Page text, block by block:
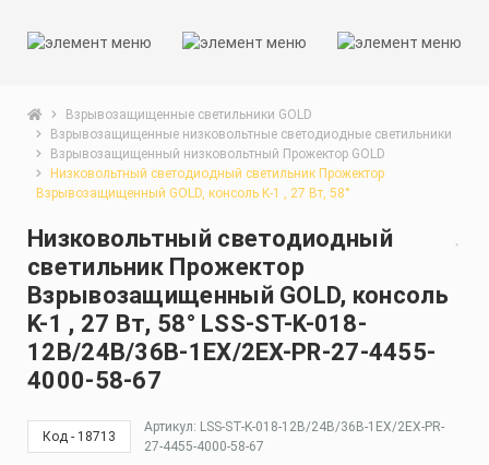
Взрывозащищенные светильники GOLD
Взрывозащищенные низковольтные светодиодные светильники
Взрывозащищенный низковольтный Прожектор GOLD
Низковольтный светодиодный светильник Прожектор
Взрывозащищенный GOLD, консоль K-1 , 27 Вт, 58°
Низковольтный светодиодный
светильник Прожектор
Взрывозащищенный GOLD, консоль
K-1 , 27 Вт, 58° LSS-ST-K-018-
12В/24В/36В-1EX/2EX-PR-27-4455-
4000-58-67
Код - 18713
Артикул: LSS-ST-K-018-12В/24В/36В-1EX/2EX-PR-
27-4455-4000-58-67